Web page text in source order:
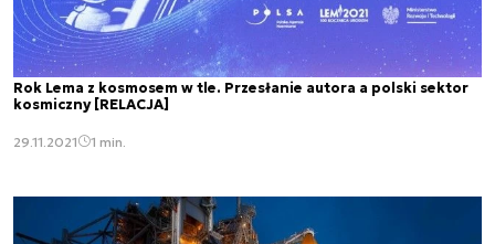
Rok Lema z kosmosem w tle. Przesłanie autora a polski sektor
kosmiczny [RELACJA]
29.11.2021 1 min.